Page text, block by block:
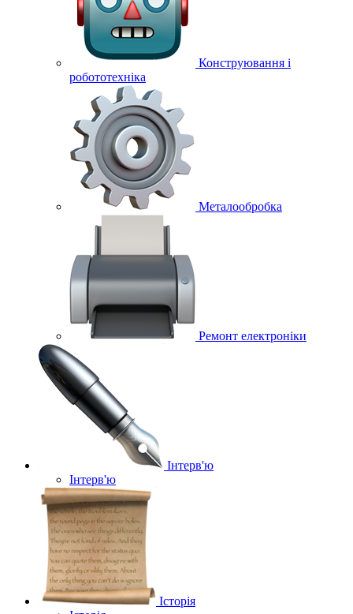
Конструювання і
робототехніка
Металообробка
Ремонт електроніки
Інтерв'ю
Інтерв'ю
Історія